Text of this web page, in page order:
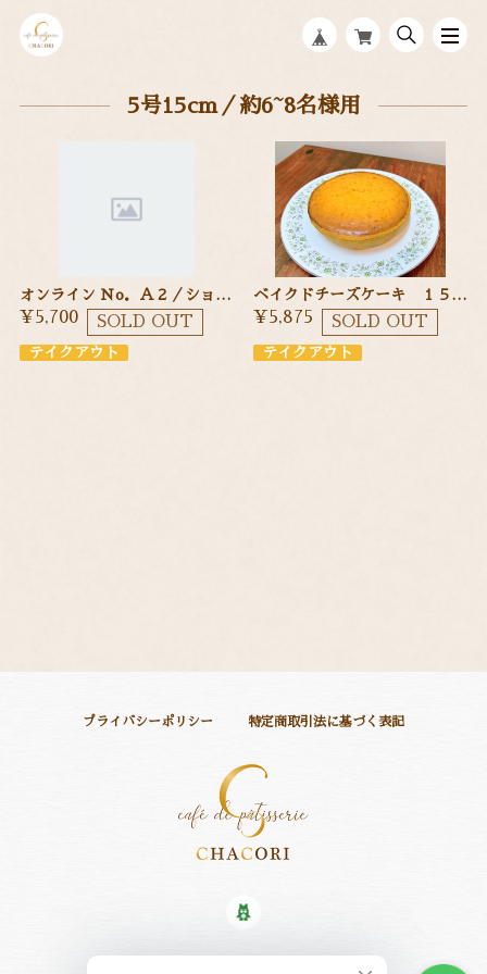
5号15cm／約6~8名様用
オンライン Ｎo．Ａ２／ショートケーキ １５cm 季節のフルーツを使ったショートケーキ
¥5,700 SOLD OUT
テイクアウト
ベイクドチーズケーキ １５cm
¥5,875 SOLD OUT
テイクアウト
プライバシーポリシー 特定商取引法に基づく表記